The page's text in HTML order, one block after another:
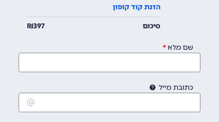
הזנת קוד קופון
סיכום 397
₪
שם מלא
כתובת מייל